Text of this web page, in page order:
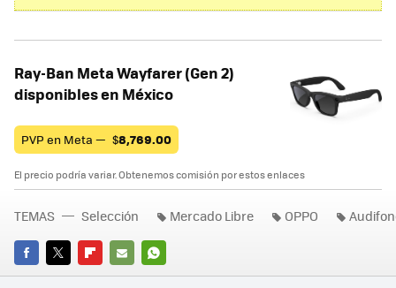
Ray-Ban Meta Wayfarer (Gen 2)
disponibles en México
PVP en Meta — $8,769.00
El precio podría variar. Obtenemos comisión por estos enlaces
FACEBOOK
TWITTERFLIPBOARD
E-
WHATSAPP
TEMAS Selección Mercado Libre OPPO